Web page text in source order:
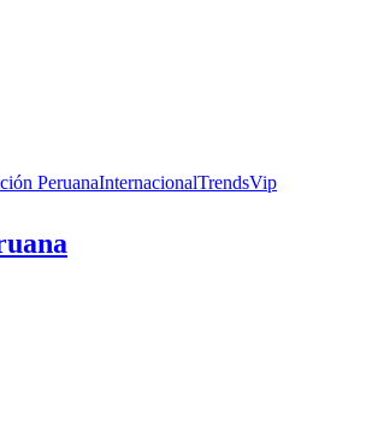
PeruanaInternacionalTrendsVip